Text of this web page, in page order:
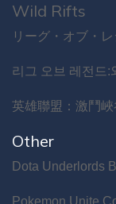
Wild Rifts
リーグ・オブ・
리그 오브 레전드:
英雄聯盟：激鬥峽
Other
Dota Underlords